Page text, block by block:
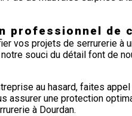
professionnel de
vos projets de serrurerie à
souci du détail font de
au hasard, faites appel
assurer une protection
à Dourdan.